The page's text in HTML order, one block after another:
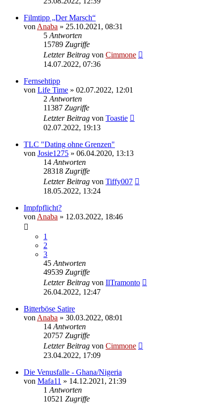
Filmtipp „Der Marsch“
von Anaba » 25.10.2021, 08:31
5 Antworten
15789 Zugriffe
Letzter Beitrag von Cimmone
14.07.2022, 07:36
Fernsehtipp
von Life Time » 02.07.2022, 12:01
2 Antworten
11387 Zugriffe
Letzter Beitrag von Toastie
02.07.2022, 19:13
TLC "Dating ohne Grenzen"
von Josie1275 » 06.04.2020, 13:13
14 Antworten
28318 Zugriffe
Letzter Beitrag von Tiffy007
18.05.2022, 13:24
Impfpflicht?
von Anaba » 12.03.2022, 18:46
1
2
3
45 Antworten
49539 Zugriffe
Letzter Beitrag von IlTramonto
26.04.2022, 12:47
Bitterböse Satire
von Anaba » 30.03.2022, 08:01
14 Antworten
20757 Zugriffe
Letzter Beitrag von Cimmone
23.04.2022, 17:09
Die Venusfalle - Ghana/Nigeria
von Mafa11 » 14.12.2021, 21:39
1 Antworten
10521 Zugriffe